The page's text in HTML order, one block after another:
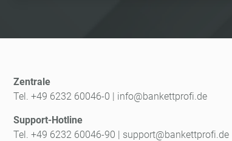
Zentrale
Tel. +49 6232 60046-0 | info@bankettprofi.de
Support-Hotline
Tel. +49 6232 60046-90 | support@bankettprofi.de